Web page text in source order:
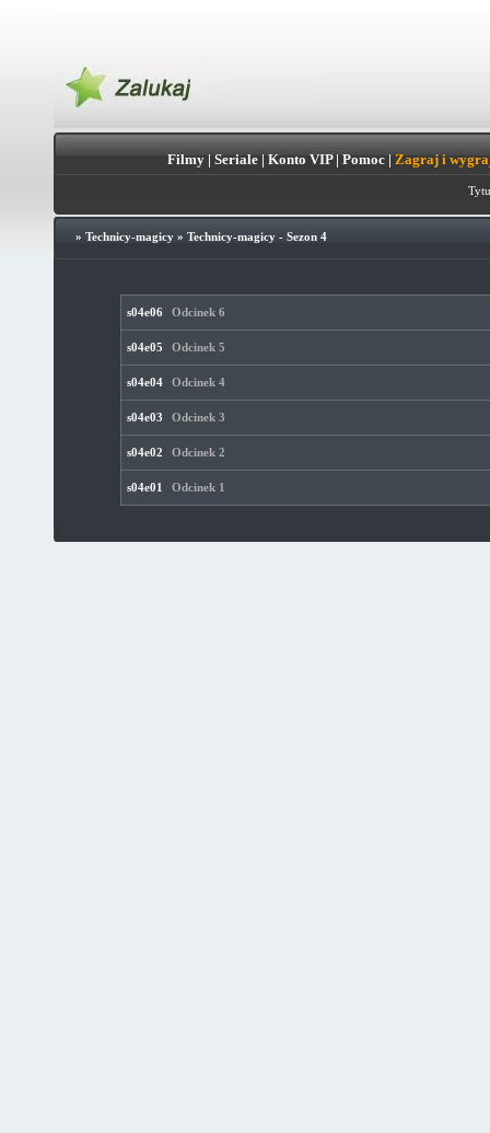
Filmy| Seriale| Konto VIP| Pomoc| Zagraj i
» Technicy-magicy» Technicy-magicy - Sezon 4
s04e06 Odcinek 6
s04e05 Odcinek 5
s04e04 Odcinek 4
s04e03 Odcinek 3
s04e02 Odcinek 2
s04e01 Odcinek 1